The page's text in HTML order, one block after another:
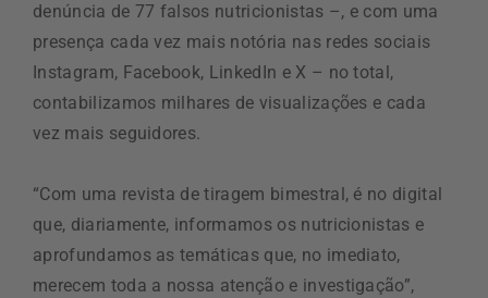
denúncia de 77 falsos nutricionistas –, e com uma
presença cada vez mais notória nas redes sociais
Instagram, Facebook, LinkedIn e X – no total,
contabilizamos milhares de visualizações e cada
vez mais seguidores.
“Com uma revista de tiragem bimestral, é no digital
que, diariamente, informamos os nutricionistas e
aprofundamos as temáticas que, no imediato,
merecem toda a nossa atenção e investigação”,